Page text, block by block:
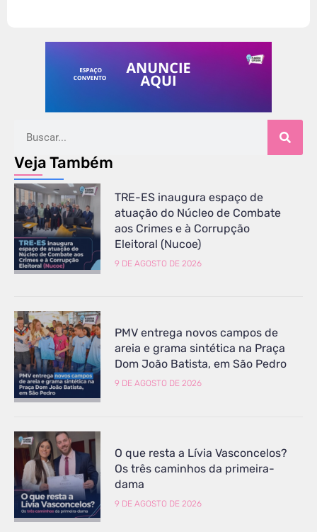
Veja Também
TRE-ES inaugura espaço de
atuação do Núcleo de Combate
aos Crimes e à Corrupção
Eleitoral (Nucoe)
9 DE AGOSTO DE 2026
PMV entrega novos campos de
areia e grama sintética na Praça
Dom João Batista, em São Pedro
9 DE AGOSTO DE 2026
O que resta a Lívia Vasconcelos?
Os três caminhos da primeira-
dama
9 DE AGOSTO DE 2026